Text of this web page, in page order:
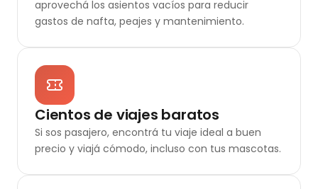
aprovechá los asientos vacíos para reducir
gastos de nafta, peajes y mantenimiento.
Cientos de viajes baratos
Si sos pasajero, encontrá tu viaje ideal a buen
precio y viajá cómodo, incluso con tus mascotas.